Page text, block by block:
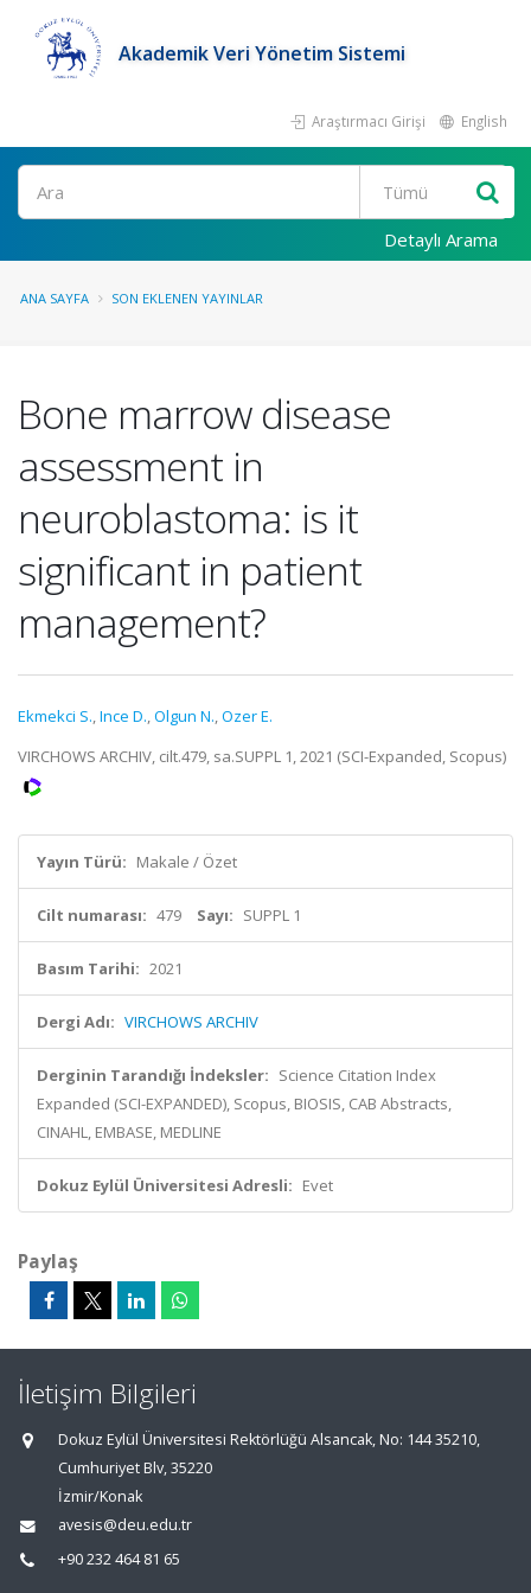
Akademik Veri Yönetim Sistemi
Araştırmacı Girişi English
Ara
Detaylı Arama
ANA SAYFA SON EKLENEN YAYINLAR
Bone marrow disease
assessment in
neuroblastoma: is it
significant in patient
management?
Ekmekci S.,Ince D.,Olgun N.,Ozer E.
VIRCHOWS ARCHIV, cilt.479, sa.SUPPL 1, 2021 (SCI-Expanded, Scopus)
Yayın Türü: Makale / Özet
Cilt numarası: 479 Sayı: SUPPL 1
Basım Tarihi: 2021
Dergi Adı: VIRCHOWS ARCHIV
Derginin Tarandığı İndeksler: Science Citation Index
Expanded (SCI-EXPANDED), Scopus, BIOSIS, CAB Abstracts,
CINAHL, EMBASE, MEDLINE
Dokuz Eylül Üniversitesi Adresli: Evet
Paylaş
İletişim Bilgileri
Dokuz Eylül Üniversitesi Rektörlüğü Alsancak, No: 144 35210,
Cumhuriyet Blv, 35220
İzmir/Konak
avesis@deu.edu.tr
+90 232 464 81 65